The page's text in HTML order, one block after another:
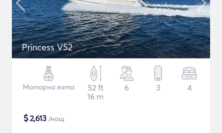
Princess V52
Моторна яхта
52 ft
16 m
6 3 4
$2,613 /нощ